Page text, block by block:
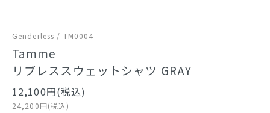
Genderless / TM0004
Tamme
リブレススウェットシャツ GRAY
12,100円(税込)
24,200円(税込)